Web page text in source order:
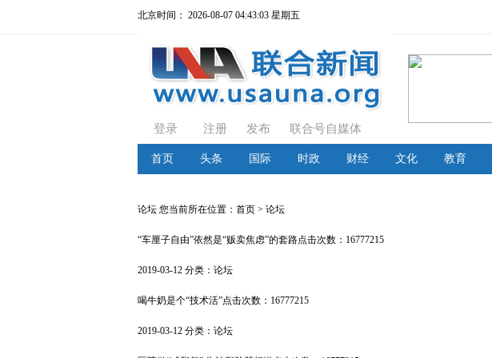
北京时间： 2026-08-07 04:43:03 星期五
登录 注册 发布 联合号自媒体
首页 头条 国际 时政 财经 文化 教育
论坛 您当前所在位置： 首页 > 论坛
“车厘子自由”依然是“贩卖焦虑”的套路点击次数：16777215
2019-03-12 分类： 论坛
喝牛奶是个“技术活”点击次数：16777215
2019-03-12 分类： 论坛